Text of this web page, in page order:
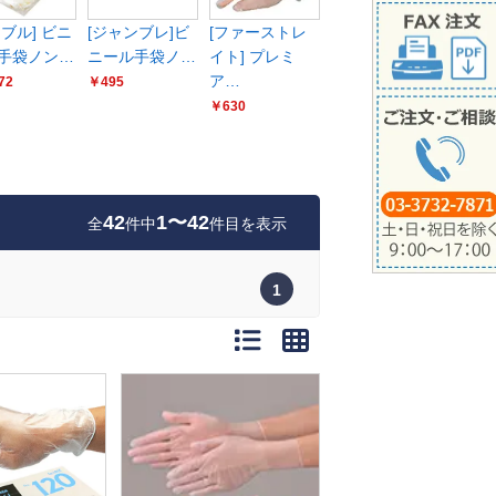
ル] ビニ
袋ノン…
[ジャンブレ]ビ
ニール手袋ノ…
￥495
[ファーストレ
イト] プレミ
ア…
￥630
全42件中1〜42件目を表示
1